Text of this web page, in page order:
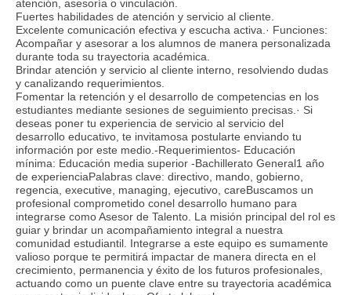
atención, asesoría o vinculación.
Fuertes habilidades de atención y servicio al cliente.
Excelente comunicación efectiva y escucha activa.· Funciones:
Acompañar y asesorar a los alumnos de manera personalizada
durante toda su trayectoria académica.
Brindar atención y servicio al cliente interno, resolviendo dudas
y canalizando requerimientos.
Fomentar la retención y el desarrollo de competencias en los
estudiantes mediante sesiones de seguimiento precisas.· Si
deseas poner tu experiencia de servicio al servicio del
desarrollo educativo, te invitamosa postularte enviando tu
información por este medio.-Requerimientos- Educación
mínima: Educación media superior -Bachillerato General1 año
de experienciaPalabras clave: directivo, mando, gobierno,
regencia, executive, managing, ejecutivo, careBuscamos un
profesional comprometido conel desarrollo humano para
integrarse como Asesor de Talento. La misión principal del rol es
guiar y brindar un acompañamiento integral a nuestra
comunidad estudiantil. Integrarse a este equipo es sumamente
valioso porque te permitirá impactar de manera directa en el
crecimiento, permanencia y éxito de los futuros profesionales,
actuando como un puente clave entre su trayectoria académica